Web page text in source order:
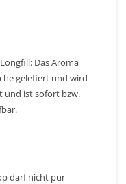
Das Aroma
gelefiert und wird
und ist sofort bzw.
darf nicht pur